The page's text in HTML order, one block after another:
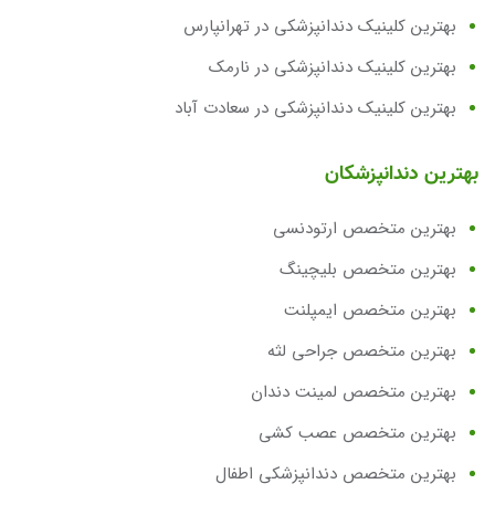
بهترین کلینیک دندانپزشکی در تهرانپارس
بهترین کلینیک دندانپزشکی در نارمک
بهترین کلینیک دندانپزشکی در سعادت آباد
بهترین دندانپزشکان
بهترین متخصص ارتودنسی
بهترین متخصص بلیچینگ
بهترین متخصص ایمپلنت
بهترین متخصص جراحی لثه
بهترین متخصص لمینت دندان
بهترین متخصص عصب کشی
بهترین متخصص دندانپزشکی اطفال